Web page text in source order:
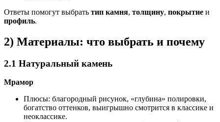
Ответы помогут выбрать тип камня, толщину, покрытие и
профиль.
2) Материалы: что выбрать и почему
2.1 Натуральный камень
Мрамор
Плюсы: благородный рисунок, «глубина» полировки,
богатство оттенков, выигрышно смотрится в классике и
неоклассике.